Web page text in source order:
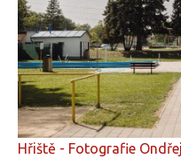
Hřiště - Fotografie